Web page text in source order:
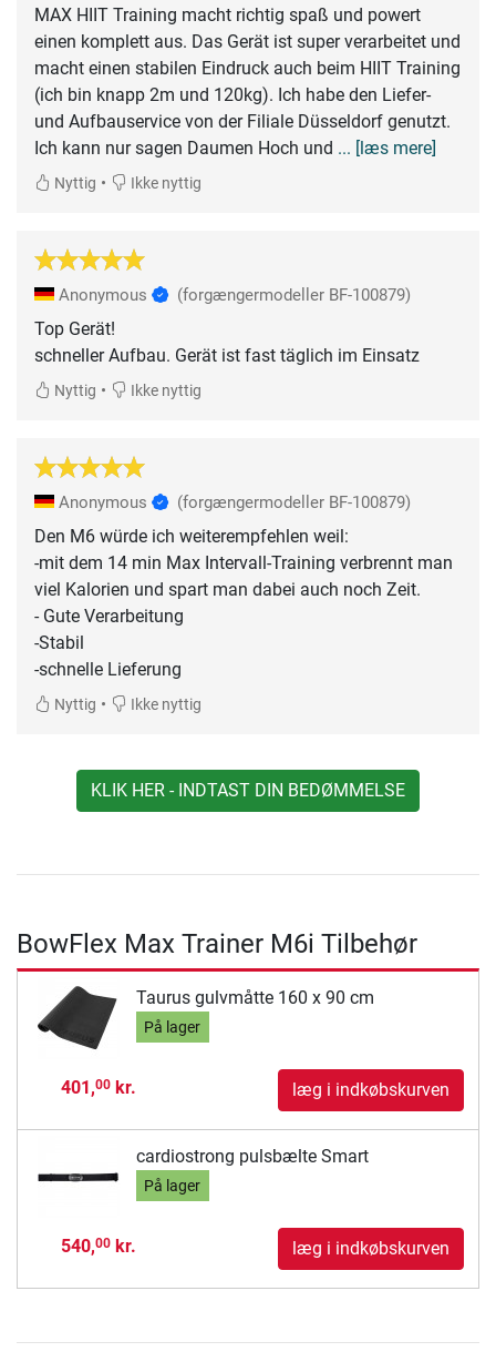
MAX HIIT Training macht richtig spaß und powert
einen komplett aus. Das Gerät ist super verarbeitet und
macht einen stabilen Eindruck auch beim HIIT Training
(ich bin knapp 2m und 120kg). Ich habe den Liefer-
und Aufbauservice von der Filiale Düsseldorf genutzt.
Ich kann nur sagen Daumen Hoch und ... [læs mere]
Nyttig • Ikke nyttig
Anonymous (forgængermodeller BF-100879)
Top Gerät!
schneller Aufbau. Gerät ist fast täglich im Einsatz
Nyttig • Ikke nyttig
Anonymous (forgængermodeller BF-100879)
Den M6 würde ich weiterempfehlen weil:
-mit dem 14 min Max Intervall-Training verbrennt man
viel Kalorien und spart man dabei auch noch Zeit.
- Gute Verarbeitung
-Stabil
-schnelle Lieferung
Nyttig • Ikke nyttig
KLIK HER - INDTAST DIN BEDØMMELSE
BowFlex Max Trainer M6i Tilbehør
Taurus gulvmåtte 160 x 90 cm
På lager
401,00kr. læg i indkøbskurven
cardiostrong pulsbælte Smart
På lager
540,00kr. læg i indkøbskurven